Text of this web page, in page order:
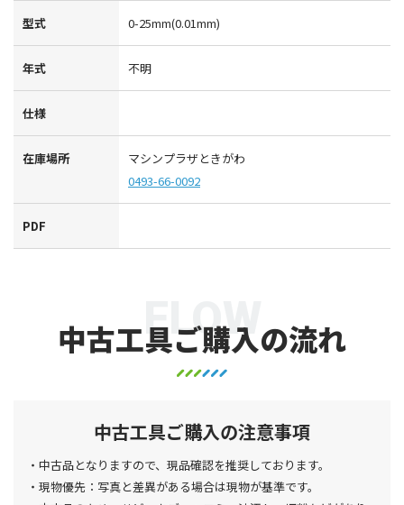
型式 0-25mm(0.01mm)
年式 不明
仕様
在庫場所
マシンプラザときがわ
0493-66-0092
PDF
中古工具ご購入の流れ
FLOW
中古工具ご購入の注意事項
中古品となりますので、現品確認を推奨しております。
現物優先：写真と差異がある場合は現物が基準です。